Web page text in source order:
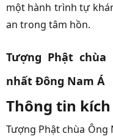
một hành trình tự
an trong tâm hồn.
Tượng Phật
nhất Đông Nam Á
Thông tin
Tượng Phật chùa Ông